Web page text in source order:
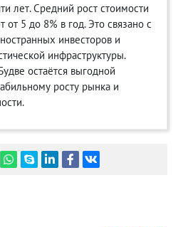
лет. Средний рост стоимости
от 5 до 8% в год. Это связано с
инвесторов и
инфраструктуры.
остаётся выгодной
росту рынка и